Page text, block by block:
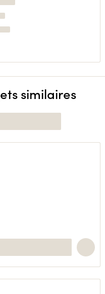
similaires